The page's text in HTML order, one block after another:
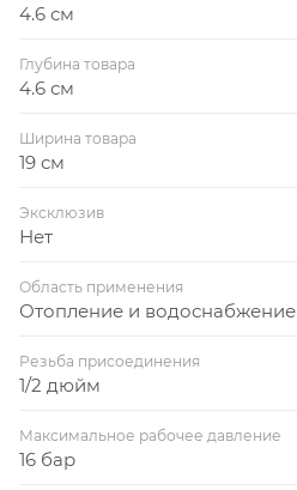
4.6 см
Глубина товара
4.6 см
Ширина товара
19 см
Эксклюзив
Нет
Область применения
Отопление и водоснабжение
Резьба присоединения
1/2 дюйм
Максимальное рабочее давление
16 бар